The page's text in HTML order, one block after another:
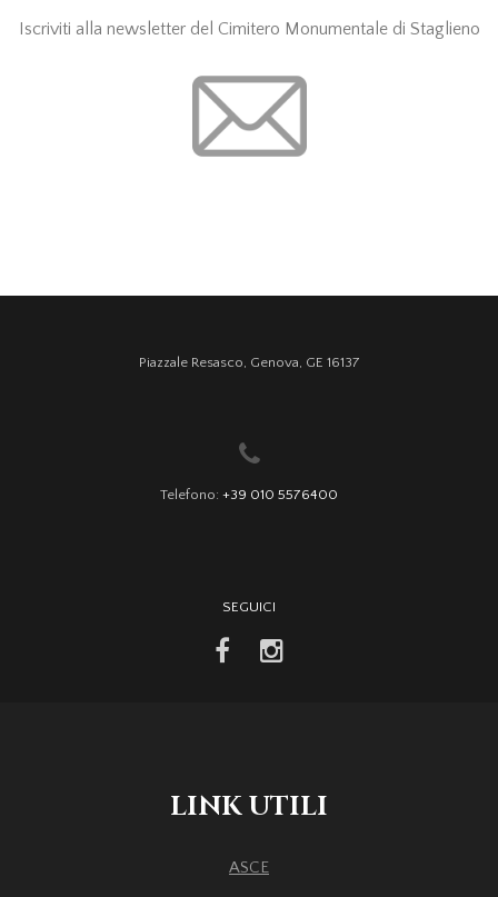
Iscriviti alla newsletter del Cimitero Monumentale di Staglieno
Piazzale Resasco, Genova, GE 16137
Telefono: +39 010 5576400
SEGUICI
facebookinstagram
LINK UTILI
ASCE